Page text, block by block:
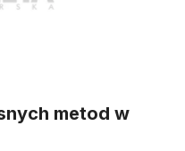
metod w